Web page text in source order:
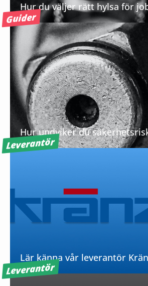
Hur du väljer rätt hylsa för
Guider
Hur undviker du
Leverantör
Lär känna vår leverantör
Leverantör